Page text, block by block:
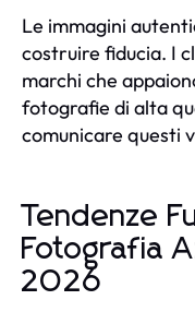
Le immagini
costruire fiducia. I
marchi che
fotografie di alta
comunicare questi
Tendenze
Fotografia
2026